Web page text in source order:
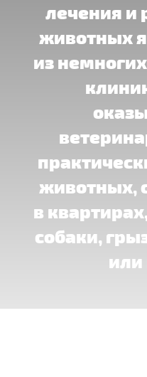
лечения и
животных
из
животных,
в
собаки,